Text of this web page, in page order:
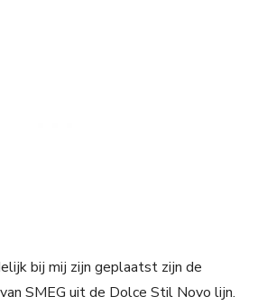
bij mij zijn geplaatst zijn de
SMEG uit de Dolce Stil Novo lijn.